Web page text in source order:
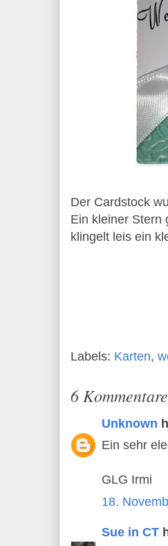
Der Cardstock
Ein kleiner Stern
klingelt leis ein
Labels: Karten,
6
Unknown
Ein sehr
GLG Irmi
18.
Sue in CT